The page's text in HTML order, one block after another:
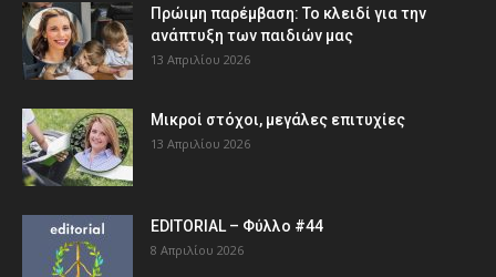
Πρώιμη παρέμβαση: Το κλειδί για την
ανάπτυξη των παιδιών µας
13 Απριλίου 2026
Μικροί στόχοι, μεγάλες επιτυχίες
13 Απριλίου 2026
EDITORIAL – Φύλλο #44
8 Απριλίου 2026